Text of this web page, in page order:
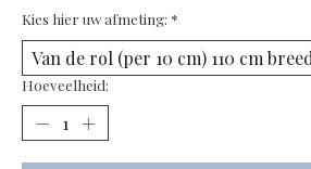
Kies hier uw afmeting: *
Hoeveelheid: